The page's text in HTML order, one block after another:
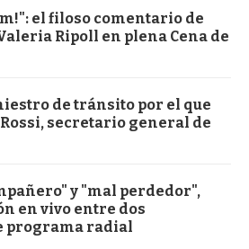
el filoso comentario de
Ripoll en plena Cena de
de tránsito por el que
secretario general de
y "mal perdedor",
en vivo entre dos
programa radial